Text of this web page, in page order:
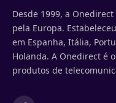
Desde 1999, a
pela Europa.
em Espanha, Itália,
Holanda. A Onedirect é
produtos de